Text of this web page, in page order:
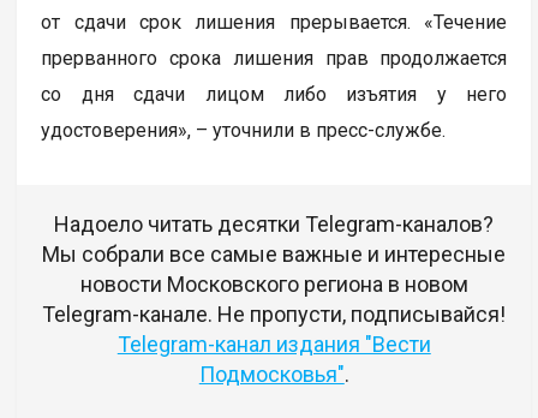
от сдачи срок лишения прерывается. «Течение
прерванного срока лишения прав продолжается
со дня сдачи лицом либо изъятия у него
удостоверения», – уточнили в пресс-службе.
Надоело читать десятки Telegram-каналов?
Мы собрали все самые важные и интересные
новости Московского региона в новом
Telegram-канале. Не пропусти, подписывайся!
Telegram-канал издания "Вести
Подмосковья".